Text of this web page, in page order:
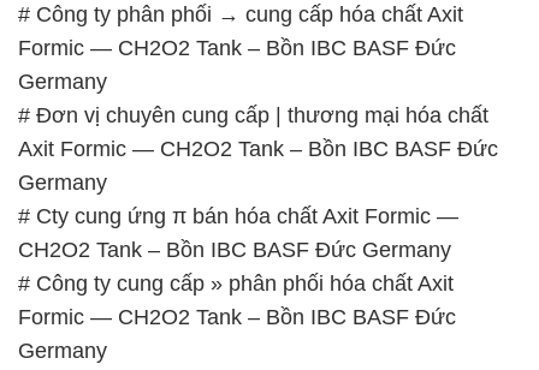
# Công ty phân phối → cung cấp hóa chất Axit
Formic — CH2O2 Tank – Bồn IBC BASF Đức
Germany
# Đơn vị chuyên cung cấp | thương mại hóa chất
Axit Formic — CH2O2 Tank – Bồn IBC BASF Đức
Germany
# Cty cung ứng π bán hóa chất Axit Formic —
CH2O2 Tank – Bồn IBC BASF Đức Germany
# Công ty cung cấp » phân phối hóa chất Axit
Formic — CH2O2 Tank – Bồn IBC BASF Đức
Germany